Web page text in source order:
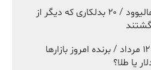
از ارشا اقدسی تا هالیوود / ۲۰ بدلکاری که دیگر از
نبض بازارها امروز ۱۲ مرداد / برنده امروز بازارها
یا طلا؟